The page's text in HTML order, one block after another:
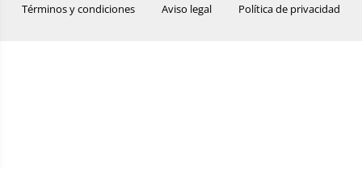
Términos y condiciones Aviso legal Política de privacidad